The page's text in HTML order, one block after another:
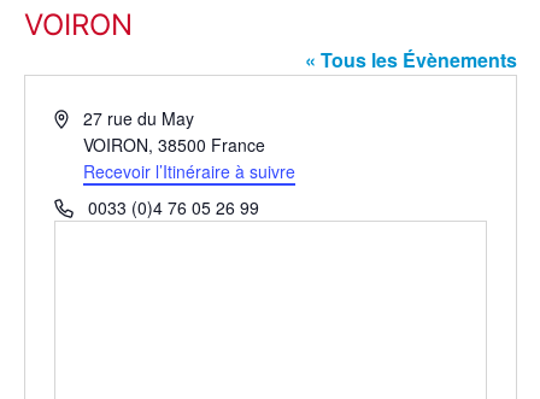
VOIRON
« Tous les Évènements
Adresse27 rue du May
VOIRON, 38500 France
Recevoir l’Itinéraire à suivre
Téléphone
0033 (0)4 76 05 26 99